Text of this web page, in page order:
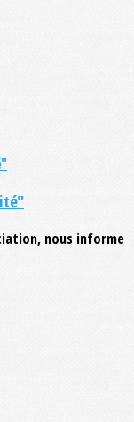
nous informe